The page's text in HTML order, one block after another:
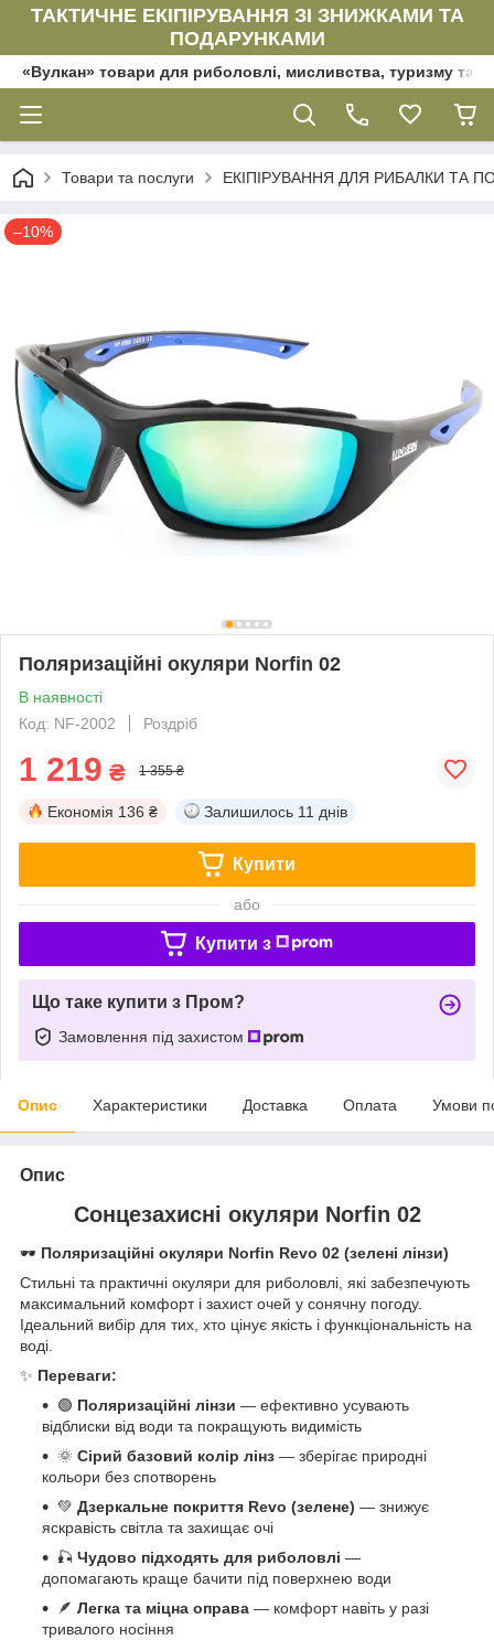
ТАКТИЧНЕ ЕКІПІРУВАННЯ ЗІ ЗНИЖКАМИ ТА
ПОДАРУНКАМИ
«Вулкан» товари для риболовлі, мисливства, туризму та
Товари та послуги ЕКІПІРУВАННЯ ДЛЯ РИБАЛКИ ТА
–10%
Поляризаційні окуляри Norfin 02
В наявності
Код: NF-2002
Роздріб
1 219 ₴ 1 355 ₴
Економія 136 ₴ Залишилось 11 днів
Купити
або
Купити з
Що таке купити з Пром?
Замовлення під захистом
Опис Характеристики Доставка Оплата Умови
Опис
Сонцезахисні окуляри Norfin 02
🕶 Поляризаційні окуляри Norfin Revo 02 (зелені лінзи)
Стильні та практичні окуляри для риболовлі, які забезпечують
максимальний комфорт і захист очей у сонячну погоду.
Ідеальний вибір для тих, хто цінує якість і функціональність на
воді.
✨ Переваги:
🟢 Поляризаційні лінзи — ефективно усувають
відблиски від води та покращують видимість
🌞 Сірий базовий колір лінз — зберігає природні
кольори без спотворень
💚 Дзеркальне покриття Revo (зелене) — знижує
яскравість світла та захищає очі
🎣 Чудово підходять для риболовлі —
допомагають краще бачити під поверхнею води
🪶 Легка та міцна оправа — комфорт навіть у разі
тривалого носіння